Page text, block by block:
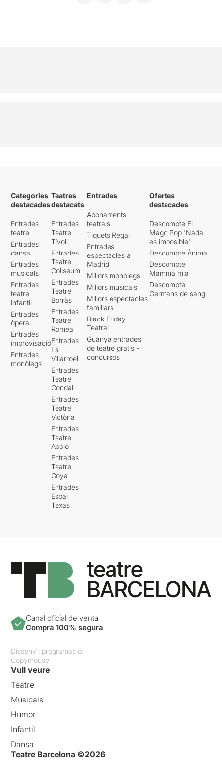
Categories
destacades
Entrades
teatre
Entrades
dansa
Entrades
musicals
Entrades
teatre
infantil
Entrades
òpera
Entrades
improvisació
Entrades
monòlegs
Teatres
destacats
Entrades
Teatre
Tívoli
Entrades
Teatre
Coliseum
Entrades
Teatre
Borràs
Entrades
Teatre
Romea
Entrades
La
Villarroel
Entrades
Teatre
Condal
Entrades
Teatre
Victòria
Entrades
Teatre
Apolo
Entrades
Teatre
Goya
Entrades
Espai
Texas
Entrades
Abonaments
teatrals
Tiquets Regal
Entrades
espectacles a
Madrid
Millors monòlegs
Millors musicals
Millors espectacles
familiars
Black Friday
Teatral
Guanya entrades
de teatre gratis -
concursos
Ofertes
destacades
Descompte El
Mago Pop 'Nada
es imposible'
Descompte Ànima
Descompte
Mamma mia
Descompte
Germans de sang
Canal oficial de venta
Compra 100% segura
Disseny i programació:
Copymouse
Vull veure
Teatre
Musicals
Humor
Infantil
Dansa
Teatre Barcelona ©2026